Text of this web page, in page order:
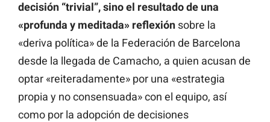
decisión “trivial”, sino el resultado de una
«profunda y meditada» reflexión sobre la
«deriva política» de la Federación de Barcelona
desde la llegada de Camacho, a quien acusan de
optar «reiteradamente» por una «estrategia
propia y no consensuada» con el equipo, así
como por la adopción de decisiones